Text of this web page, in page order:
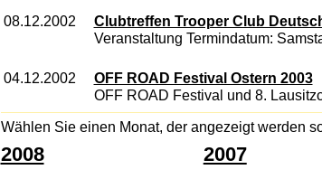
08.12.2002
Clubtreffen Trooper Club
Veranstaltung Termindatum:
04.12.2002
OFF ROAD Festival Ostern 2003
OFF ROAD Festival und 8.
Wählen Sie einen Monat, der angezeigt werden
2008 2007